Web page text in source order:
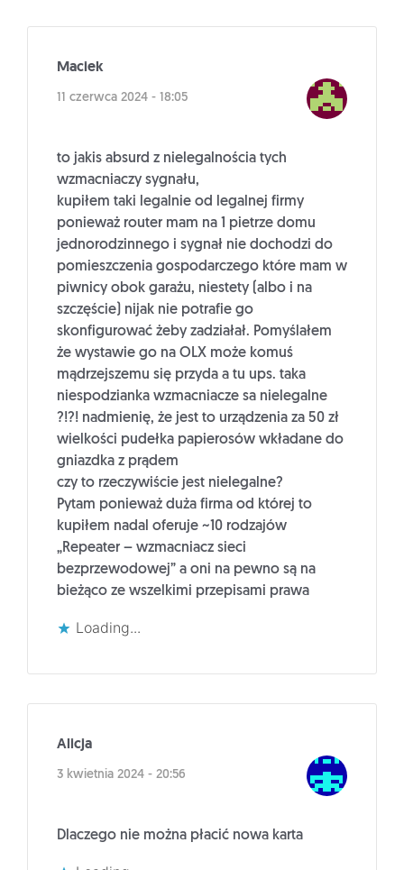
Maciek
11 czerwca 2024 - 18:05
to jakis absurd z nielegalnościa tych
wzmacniaczy sygnału,
kupiłem taki legalnie od legalnej firmy
ponieważ router mam na 1 pietrze domu
jednorodzinnego i sygnał nie dochodzi do
pomieszczenia gospodarczego które mam w
piwnicy obok garażu, niestety (albo i na
szczęście) nijak nie potrafie go
skonfigurować żeby zadziałał. Pomyślałem
że wystawie go na OLX może komuś
mądrzejszemu się przyda a tu ups. taka
niespodzianka wzmacniacze sa nielegalne
?!?! nadmienię, że jest to urządzenia za 50 zł
wielkości pudełka papierosów wkładane do
gniazdka z prądem
czy to rzeczywiście jest nielegalne?
Pytam ponieważ duża firma od której to
kupiłem nadal oferuje ~10 rodzajów
„Repeater – wzmacniacz sieci
bezprzewodowej” a oni na pewno są na
bieżąco ze wszelkimi przepisami prawa
Loading...
Alicja
3 kwietnia 2024 - 20:56
Dlaczego nie można płacić nowa karta